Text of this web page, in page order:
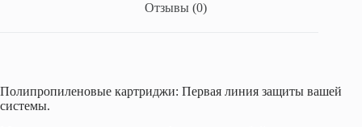
Отзывы (0)
Полипропиленовые картриджи: Первая линия защиты вашей
системы.